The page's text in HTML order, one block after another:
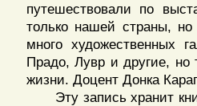
путешествовали по
только нашей страны,
много художественных
Прадо, Лувр и другие, но
жизни. Доцент Донка
Эту запись хранит